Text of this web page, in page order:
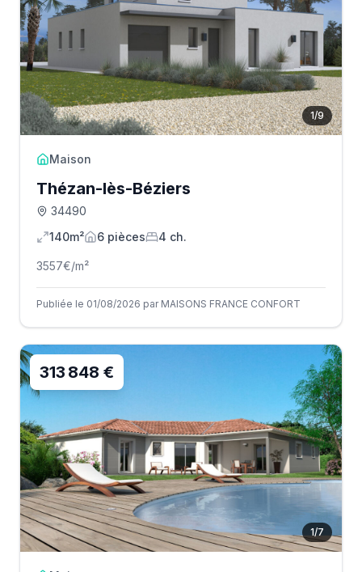
1/9
Maison
Thézan-lès-Béziers
34490
140m²
6 pièces 4 ch.
3557€/m²
Publiée le 01/08/2026 par MAISONS FRANCE CONFORT
1/7
313 848 €